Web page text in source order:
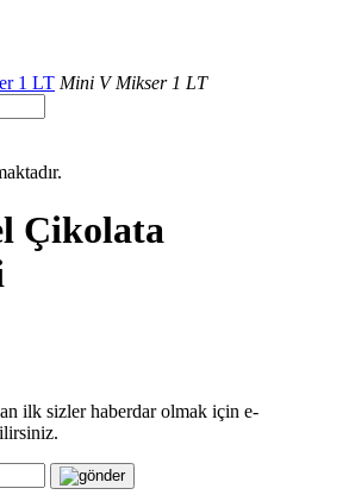
1 LT Mini V Mikser 1 LT
Çikolata
ilk sizler haberdar olmak için e-